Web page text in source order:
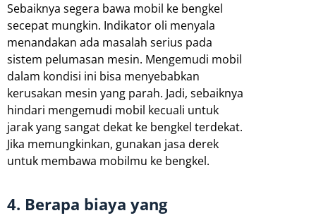
Sebaiknya segera bawa mobil ke bengkel
secepat mungkin. Indikator oli menyala
menandakan ada masalah serius pada
sistem pelumasan mesin. Mengemudi mobil
dalam kondisi ini bisa menyebabkan
kerusakan mesin yang parah. Jadi, sebaiknya
hindari mengemudi mobil kecuali untuk
jarak yang sangat dekat ke bengkel terdekat.
Jika memungkinkan, gunakan jasa derek
untuk membawa mobilmu ke bengkel.
4. Berapa biaya yang